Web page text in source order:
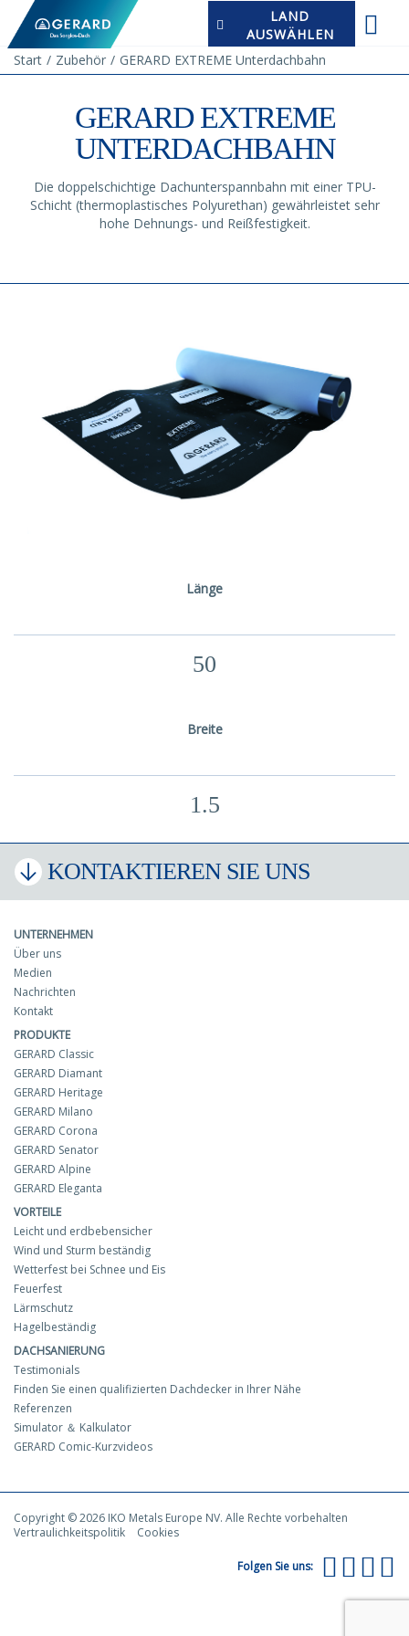
LAND
AUSWÄHLEN
Start
Zubehör GERARD EXTREME Unterdachbahn
GERARD EXTREME
UNTERDACHBAHN
Die doppelschichtige Dachunterspannbahn mit einer TPU-
Schicht (thermoplastisches Polyurethan) gewährleistet sehr
hohe Dehnungs- und Reißfestigkeit.
Länge
50
Breite
1.5
KONTAKTIEREN SIE UNS
UNTERNEHMEN
Über uns
Medien
Nachrichten
Kontakt
PRODUKTE
GERARD Classic
GERARD Diamant
GERARD Heritage
GERARD Milano
GERARD Corona
GERARD Senator
GERARD Alpine
GERARD Eleganta
VORTEILE
Leicht und erdbebensicher
Wind und Sturm beständig
Wetterfest bei Schnee und Eis
Feuerfest
Lärmschutz
Hagelbeständig
DACHSANIERUNG
Testimonials
Finden Sie einen qualifizierten Dachdecker in Ihrer Nähe
Referenzen
Simulator ＆ Kalkulator
GERARD Comic-Kurzvideos
Copyright © 2026 IKO Metals Europe NV. Alle Rechte vorbehalten
Vertraulichkeitspolitik
Cookies
Folgen Sie uns: